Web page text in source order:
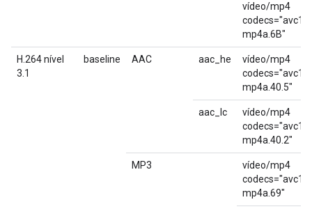
vídeo/mp4
mp4a.6B"
H.264 nível
3.1
baseline AAC aac_he
vídeo/mp4
mp4a.40.5"
aac_lc
vídeo/mp4
mp4a.40.2"
MP3
vídeo/mp4
mp4a.69"